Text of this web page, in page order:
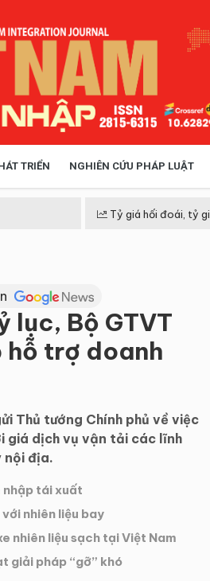
TRIỂN NGHIÊN CỨU PHÁP LUẬT
Tỷ giá hối đoái, tỷ
lục, Bộ GTVT
hỗ trợ doanh
Thủ tướng Chính phủ về việc
giá dịch vụ vận tải các lĩnh
nội địa.
nhập tái xuất
nhiên liệu bay
nhiên liệu sạch tại Việt Nam
giải pháp “gỡ” khó